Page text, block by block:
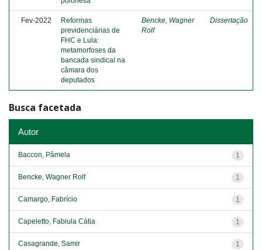
Fev-2022
Reformas
previdenciárias de
FHC e Lula:
metamorfoses da
bancada sindical na
câmara dos
deputados
Bencke, Wagner
Rolf
Dissertação
Busca facetada
Autor
1
Baccon, Pâmela
1
Bencke, Wagner Rolf
1
Camargo, Fabrício
1
Capeletto, Fabiula Cátia
1
Casagrande, Samir